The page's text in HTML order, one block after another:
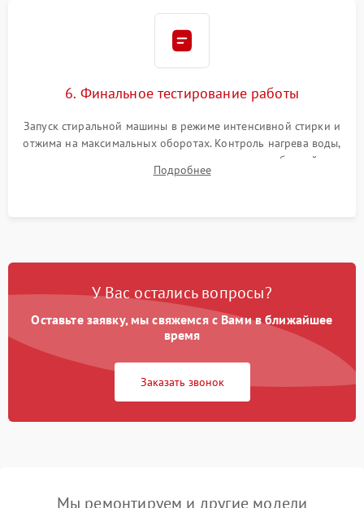
6. Финальное тестирование работы
Запуск стиральной машины в режиме интенсивной стирки и
отжима на максимальных оборотах. Контроль нагрева воды,
корректности слива, отсутствия излишних вибраций,
посторонних стуков и протечек под корпусом.
Подробнее
У Вас остались вопросы?
Оставьте заявку, мы свяжемся с Вами в ближайшее
время
Заказать звонок
Мы ремонтируем и другие модели